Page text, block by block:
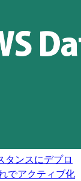
タンスにデプロ
でアクティブ化